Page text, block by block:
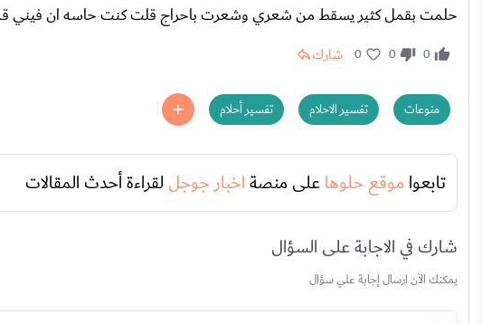
حلمت بقمل كثير يسقط من شعري وشعرت باحراج قلت كنت حاسه ان فيني
0
0
0 شارك
منوعات تفسير الاحلام تفسير أحلام
تابعوا موقع حلوهاعلى منصةاخبار جوجل لقراءة أحدث المقالات
شارك في الاجابة على السؤال
يمكنك الآن ارسال إجابة علي سؤال